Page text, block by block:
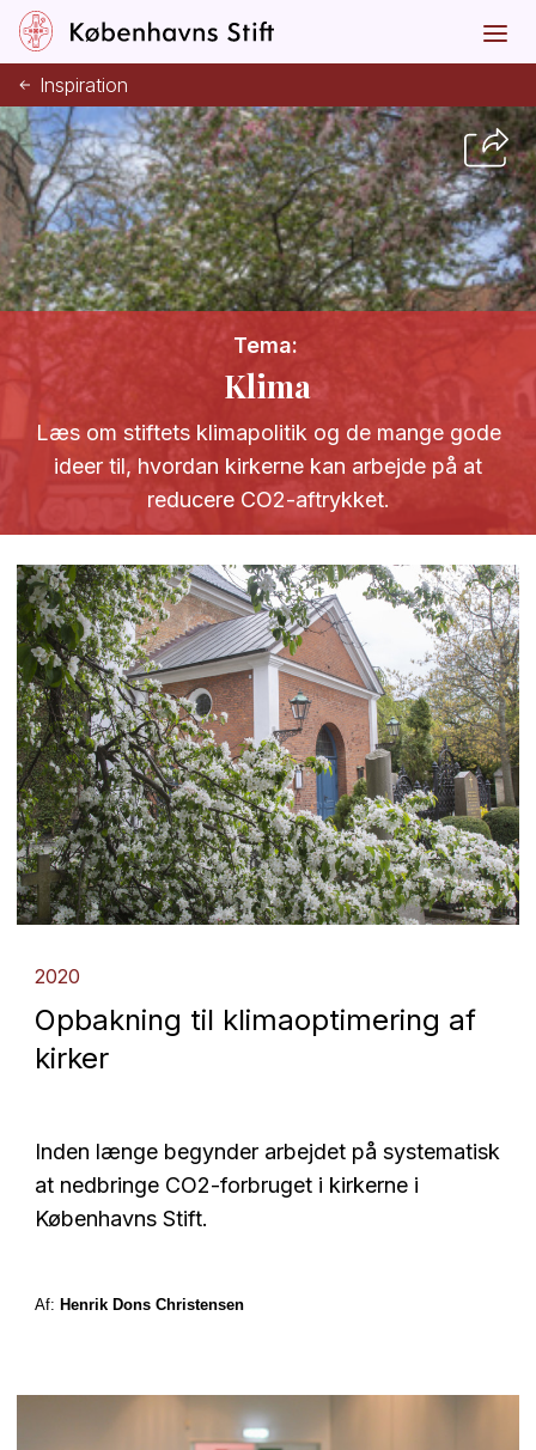
Inspiration
Klima
Tema:
Læs om stiftets klimapolitik og de mange gode
ideer til, hvordan kirkerne kan arbejde på at
reducere CO2-aftrykket.
2020
Opbakning til klimaoptimering af
kirker
Inden længe begynder arbejdet på systematisk
at nedbringe CO2-forbruget i kirkerne i
Københavns Stift.
Af: Henrik Dons Christensen